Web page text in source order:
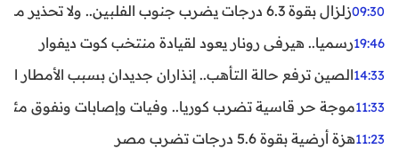
09:30زلزال بقوة 6.3 درجات يضرب جنوب الفلبين.. ولا تحذير من تسونامي حتى الآن
19:46رسميا.. هيرفي رونار يعود لقيادة منتخب كوت ديفوار
14:33الصين ترفع حالة التأهب.. إنذاران جديدان بسبب الأمطار
11:33موجة حر قاسية تضرب كوريا.. وفيات وإصابات ونفوق مئات
11:23هزة أرضية بقوة 5.6 درجات تضرب مصر